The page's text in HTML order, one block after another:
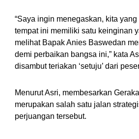
“Saya ingin menegaskan, kita
tempat ini memiliki satu keinginan
melihat Bapak Anies Baswedan
demi perbaikan bangsa ini,” kata
disambut teriakan ‘setuju’ dari
Menurut Asri, membesarkan
merupakan salah satu jalan
perjuangan tersebut.